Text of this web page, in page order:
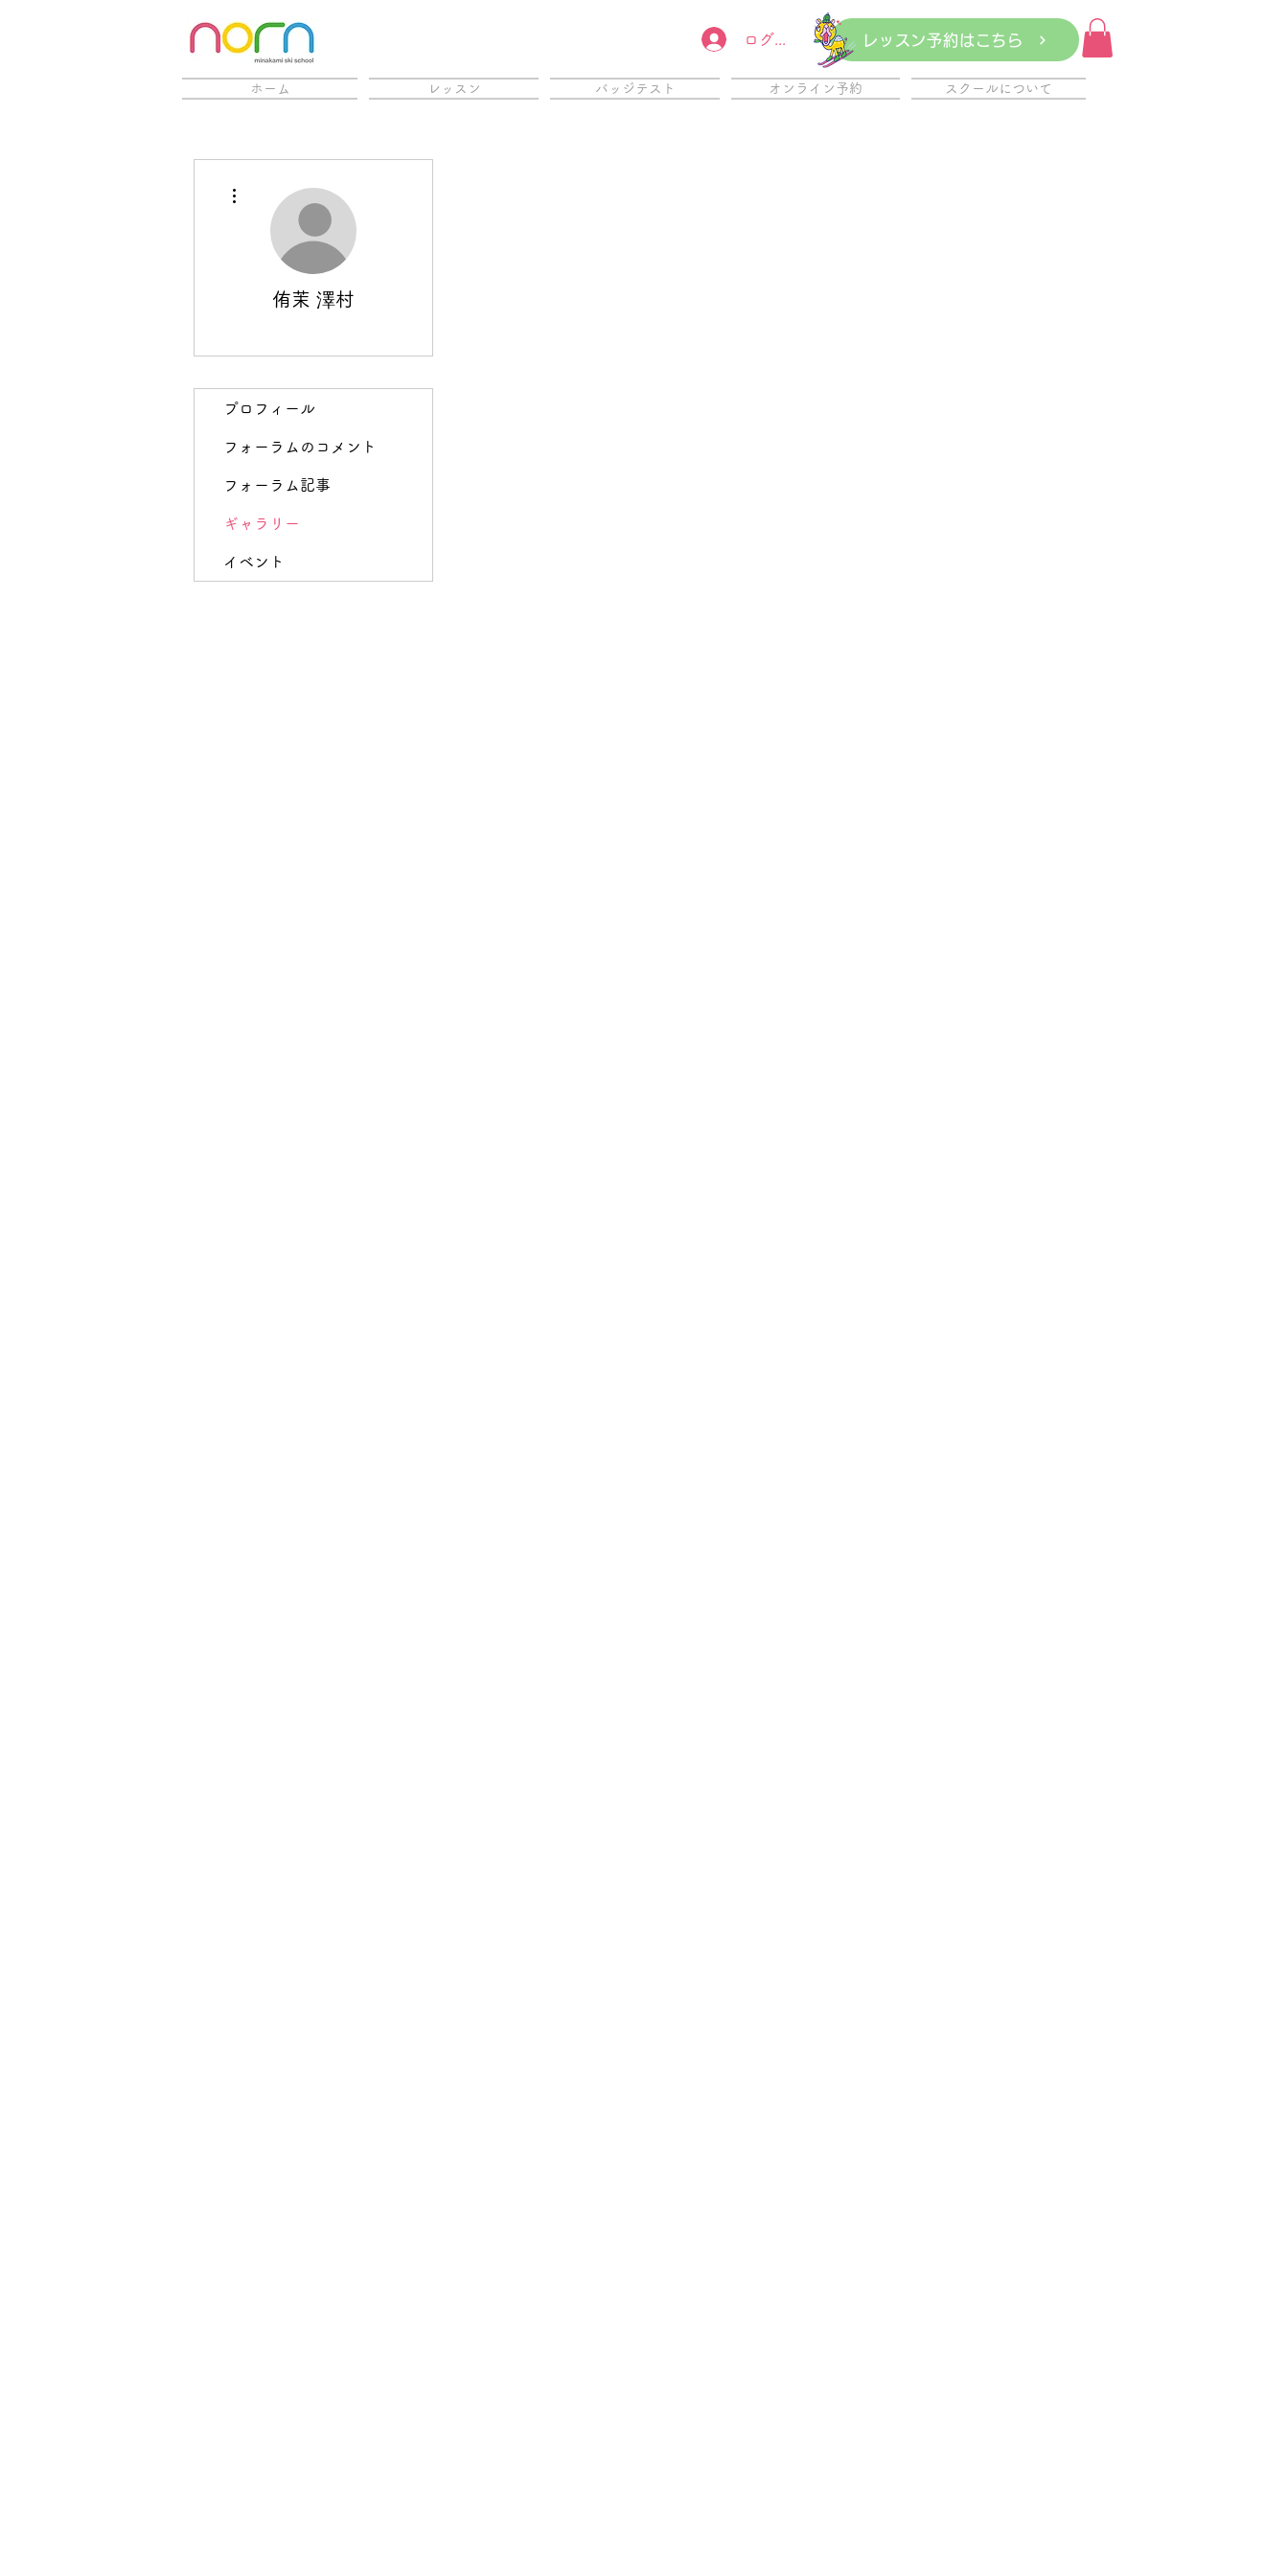
ログイン レッスン予約はこちら
ホーム レッスン バッジテスト オンライン予約 スクールについて
侑茉 澤村
プロフィール
フォーラムのコメント
フォーラム記事
ギャラリー
イベント